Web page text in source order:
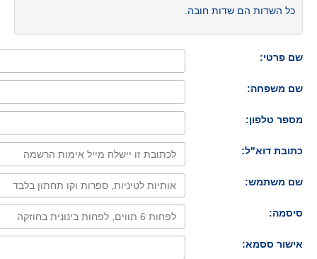
כל השדות הם שדות חובה.
שם פרטי:
שם משפחה:
מספר טלפון:
כתובת דוא"ל:
שם משתמש:
סיסמה:
אישור ססמא: